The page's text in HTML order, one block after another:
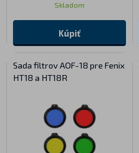
Skladom
Kúpiť
Sada filtrov AOF-18 pre Fenix
HT18 a HT18R